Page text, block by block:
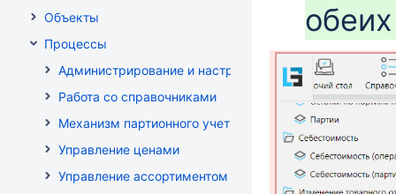
Объекты
Процессы
Администрирование и настройка
Работа со справочниками
Механизм партионного учета
Управление ценами
Управление ассортиментом магазинов